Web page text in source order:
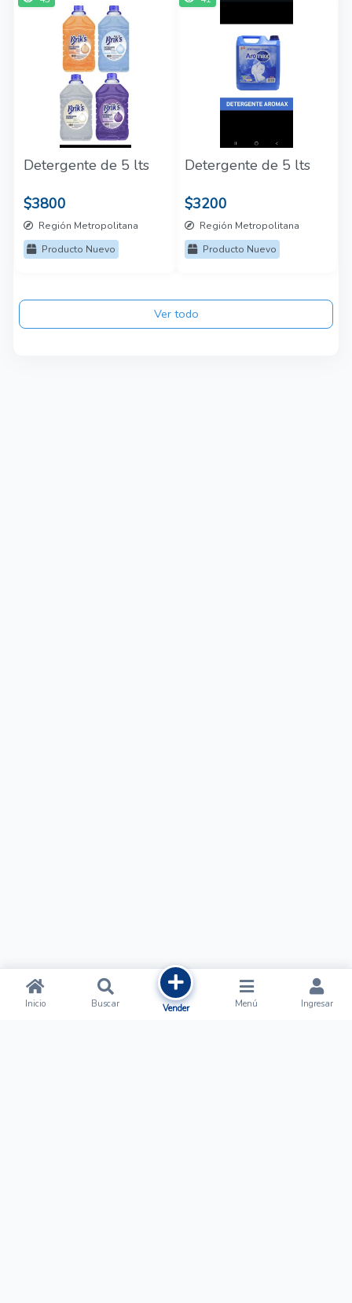
Inicio Buscar Vender Menú Ingresar
Detergente de 5 lts
$3800
Región Metropolitana
Producto Nuevo
Detergente de 5 lts
$3200
Región Metropolitana
Producto Nuevo
Ver todo